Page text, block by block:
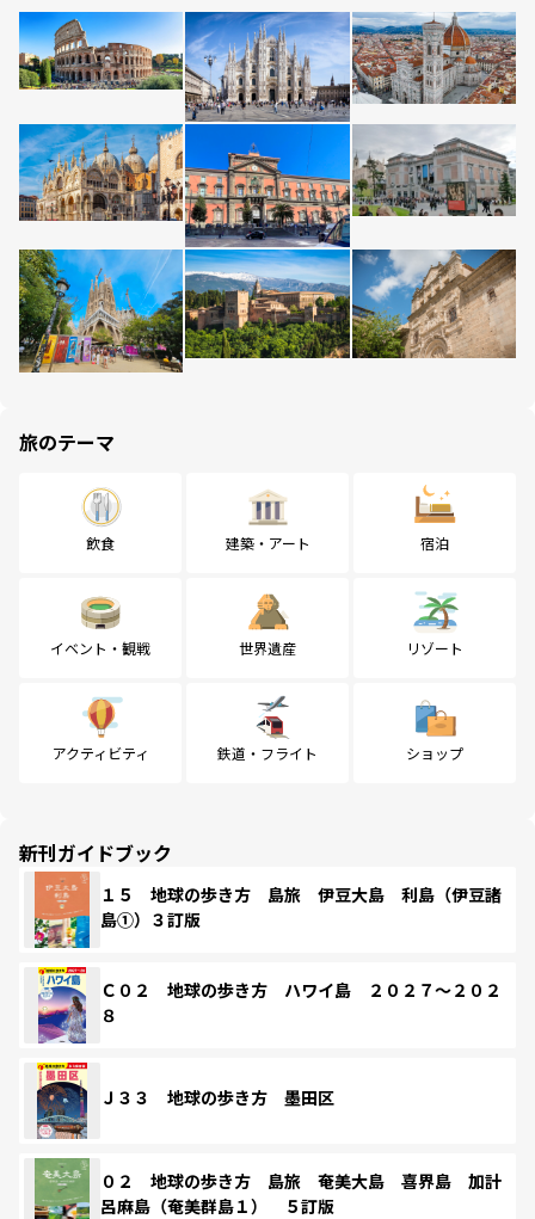
旅のテーマ
飲食 建築・アート 宿泊
イベント・観戦 世界遺産 リゾート
アクティビティ 鉄道・フライト ショップ
新刊ガイドブック
１５ 地球の歩き方 島旅 伊豆大島 利島（伊豆諸
島①）３訂版
Ｃ０２ 地球の歩き方 ハワイ島 ２０２７～２０２
８
Ｊ３３ 地球の歩き方 墨田区
０２ 地球の歩き方 島旅 奄美大島 喜界島 加計
呂麻島（奄美群島１） ５訂版